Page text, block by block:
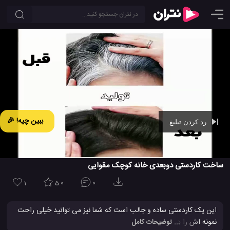
ببین چیه! 🎉
ساخت کاردستی دوبعدی خانه کوچک مقوایی
1 5.0 0
این یک کاردستی ساده و جالب است که شما نیز می توانید خیلی راحت
نمونه اش را درست کنید. برای ساخت این کاردستی جالب و ساده به
... توضیحات کامل